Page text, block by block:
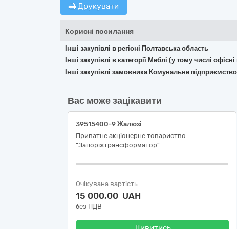
Друкувати
Корисні посилання
Інші закупівлі в регіоні Полтавська область
Інші закупівлі в категорії Меблі (у тому числі
Інші закупівлі замовника Комунальне
Вас може зацікавити
39515400-9 Жалюзі
Приватне акціонерне товариство
"Запоріжтрансформатор"
Очікувана вартість
15 000,00 UAH
без ПДВ